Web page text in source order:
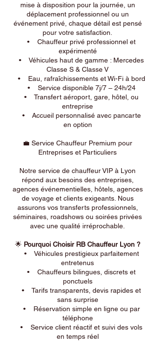
mise à disposition pour la journée, un
déplacement professionnel ou un
événement privé, chaque détail est pensé
pour votre satisfaction.
• Chauffeur privé professionnel et
expérimenté
• Véhicules haut de gamme : Mercedes
Classe S & Classe V
• Eau, rafraîchissements et Wi-Fi à bord
• Service disponible 7j/7 – 24h/24
• Transfert aéroport, gare, hôtel, ou
entreprise
• Accueil personnalisé avec pancarte
en option
💼 Service Chauffeur Premium pour
Entreprises et Particuliers
Notre service de chauffeur VIP à Lyon
répond aux besoins des entreprises,
agences événementielles, hôtels, agences
de voyage et clients exigeants. Nous
assurons vos transferts professionnels,
séminaires, roadshows ou soirées privées
avec une qualité irréprochable.
🌟 Pourquoi Choisir RB Chauffeur Lyon ?
• Véhicules prestigieux parfaitement
entretenus
• Chauffeurs bilingues, discrets et
ponctuels
• Tarifs transparents, devis rapides et
sans surprise
• Réservation simple en ligne ou par
téléphone
• Service client réactif et suivi des vols
en temps réel